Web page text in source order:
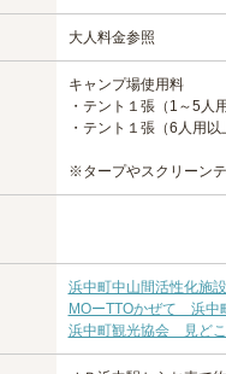
大人料金参照
キャンプ場使用料
・テント１張（1～5人
・テント１張（6人用
※タープやスクリーン
浜中町中山間活性化施
MOーTTOかぜて 浜中
浜中町観光協会 見ど